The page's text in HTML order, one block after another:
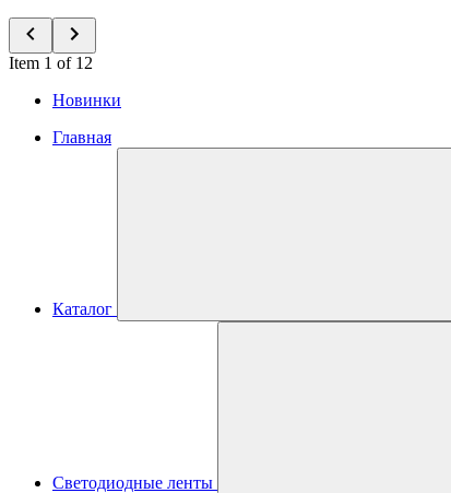
Item 1 of 12
Новинки
Главная
Каталог
Светодиодные ленты